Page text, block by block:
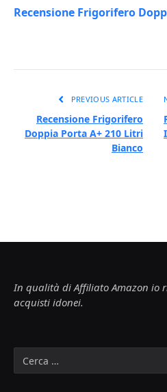
Recensione Frigorifero
PREVIOUS ARTICLE
Recensione Frigorifero
Doppia Porta A+ 210 Litri
Bianco
In qualità di Affiliato Amazon io
acquisti idonei.